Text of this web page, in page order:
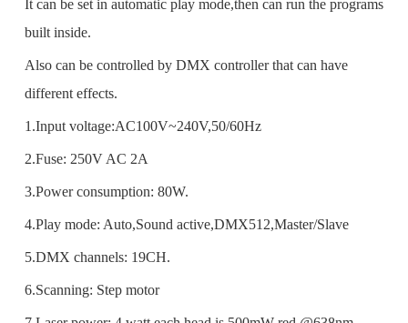
It can be set in automatic play mode,then can run the programs
built inside.
Also can be controlled by DMX controller that can have
different effects.
1.Input voltage:AC100V~240V,50/60Hz
2.Fuse: 250V AC 2A
3.Power consumption: 80W.
4.Play mode: Auto,Sound active,DMX512,Master/Slave
5.DMX channels: 19CH.
6.Scanning: Step motor